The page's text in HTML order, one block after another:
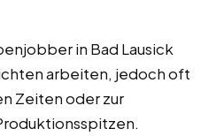
in Bad Lausick
arbeiten, jedoch oft
Zeiten oder zur